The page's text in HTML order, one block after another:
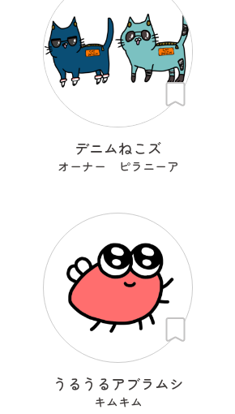
デニムねこズ
オーナー ピラニーア
うるうるアブラムシ
キムキム